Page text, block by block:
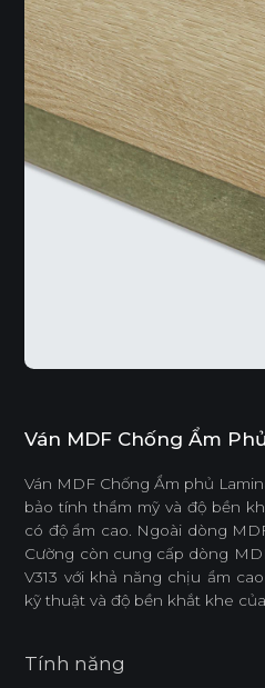
Ván MDF Chống Ẩm
Ván MDF Chống Ẩm phủ
bảo tính thẩm mỹ và độ bền
có độ ẩm cao. Ngoài dòng
Cường còn cung cấp dòng
V313 với khả năng chịu ẩm
kỹ thuật và độ bền khắt khe
Tính năng